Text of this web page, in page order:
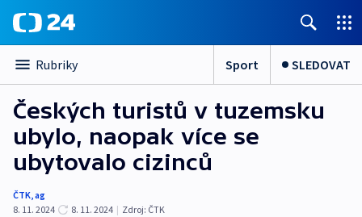
Rubriky Sport SLEDOVAT
Českých turistů v tuzemsku
ubylo, naopak více se
ubytovalo cizinců
ČTK,ag
8. 11. 2024
8. 11. 2024 | Zdroj: ČTK